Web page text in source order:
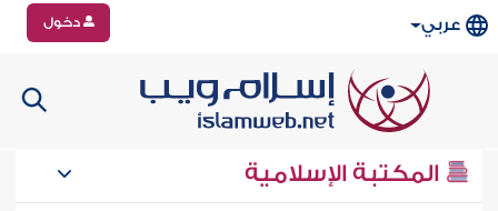
عربي دخول
المكتبة الإسلامية